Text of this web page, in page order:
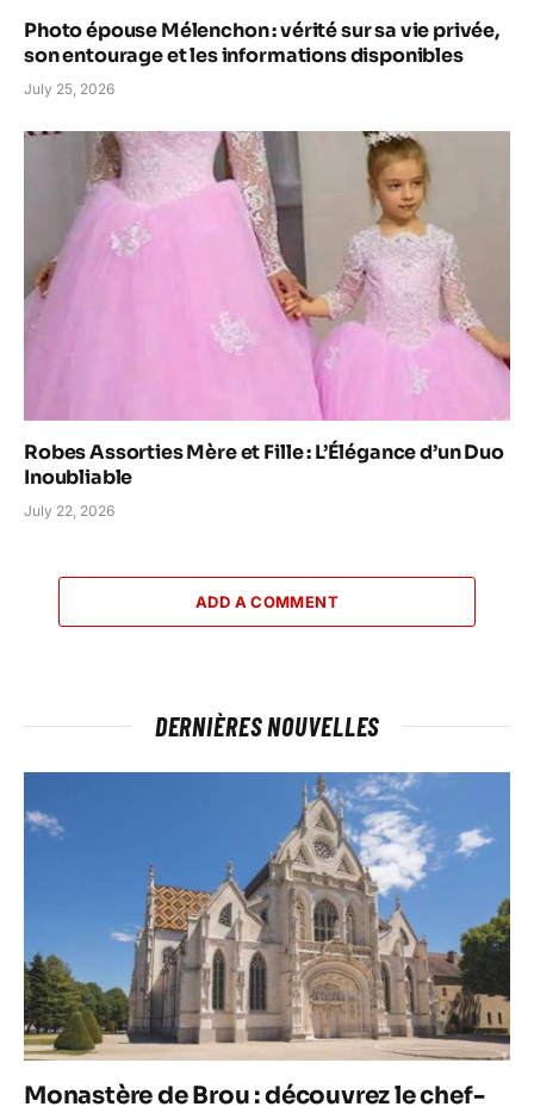
Photo épouse Mélenchon : vérité sur sa vie privée,
son entourage et les informations disponibles
July 25, 2026
Robes Assorties Mère et Fille : L’Élégance d’un Duo
Inoubliable
July 22, 2026
ADD A COMMENT
DERNIÈRES NOUVELLES
Monastère de Brou : découvrez le chef-